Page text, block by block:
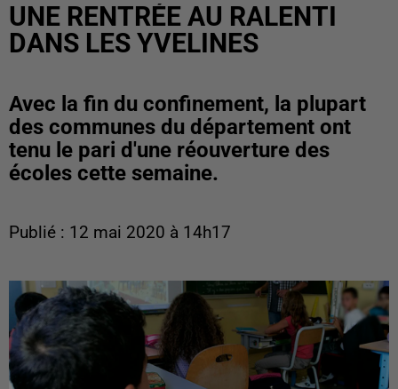
UNE RENTRÉE AU RALENTI
DANS LES YVELINES
Avec la fin du confinement, la plupart
des communes du département ont
tenu le pari d'une réouverture des
écoles cette semaine.
Publié : 12 mai 2020 à 14h17